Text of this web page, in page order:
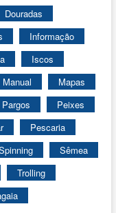
Douradas
Informação
Iscos
Manual
Mapas
Pargos
Peixes
Pescaria
Sêmea
Trolling